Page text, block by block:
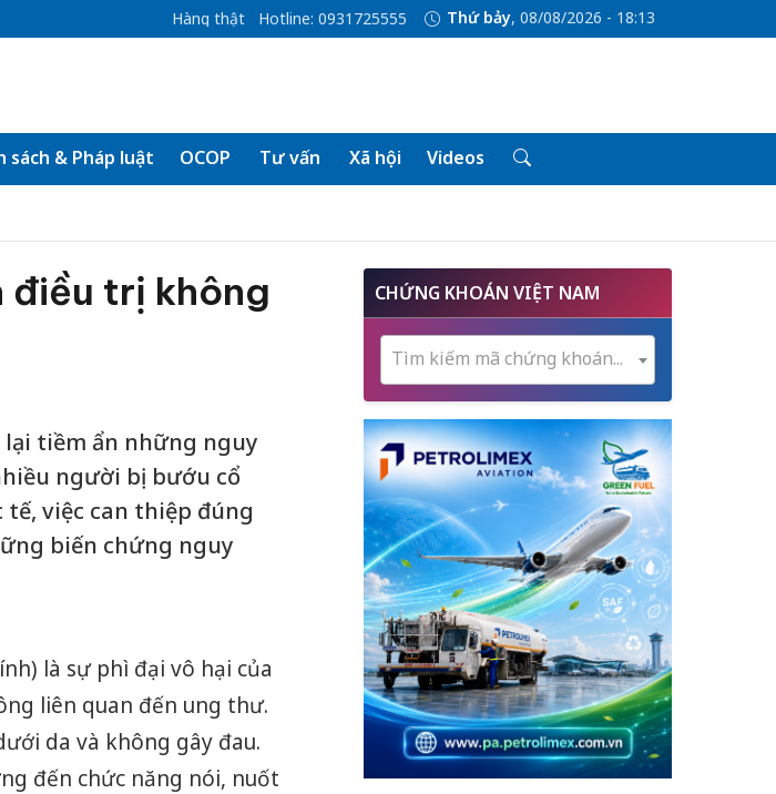
Hàng thật Hotline: 0931725555 Thứ bảy, 08/08/2026 - 18:13
sách & Pháp luật OCOP Tư vấn Xã hội Videos
điều trị không
tiềm ẩn những nguy
người bị bướu cổ
việc can thiệp đúng
biến chứng nguy
là sự phì đại vô hại của
liên quan đến ung thư.
da và không gây đau.
đến chức năng nói, nuốt
CHỨNG KHOÁN VIỆT NAM
Tìm kiếm mã chứng khoán...